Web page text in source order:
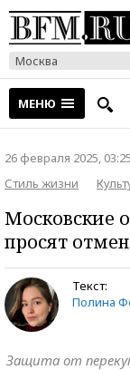
Москва
МЕНЮ
26 февраля 2025, 03:25
Стиль жизни
Московские
просят
Текст:
Полина
Защита от